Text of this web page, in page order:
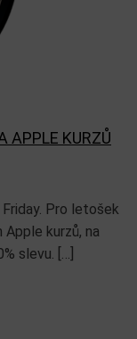
APPLE KURZŮ
Pro letošek
kurzů, na
slevu. […]